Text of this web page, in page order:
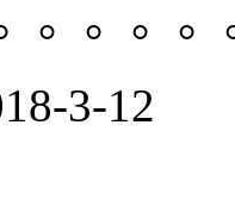
。。。。
3-12